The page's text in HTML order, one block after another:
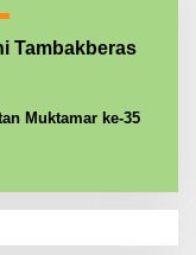
Tambakberas
Muktamar ke-35